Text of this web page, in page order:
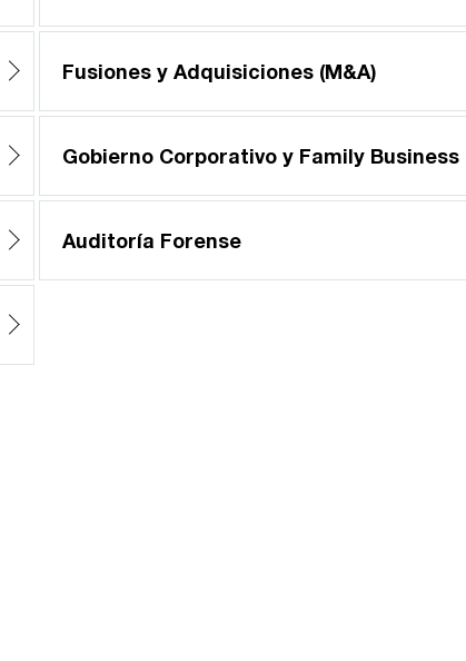
Fusiones y Adquisiciones (M&A)
Gobierno Corporativo y Family Business
Auditoría Forense